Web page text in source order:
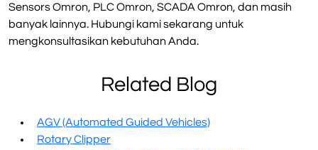
Sensors Omron, PLC Omron, SCADA Omron, dan masih
banyak lainnya. Hubungi kami sekarang untuk
mengkonsultasikan kebutuhan Anda.
Related Blog
AGV (Automated Guided Vehicles)
Rotary Clipper